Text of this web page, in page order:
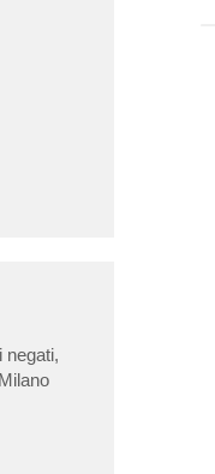
negati,